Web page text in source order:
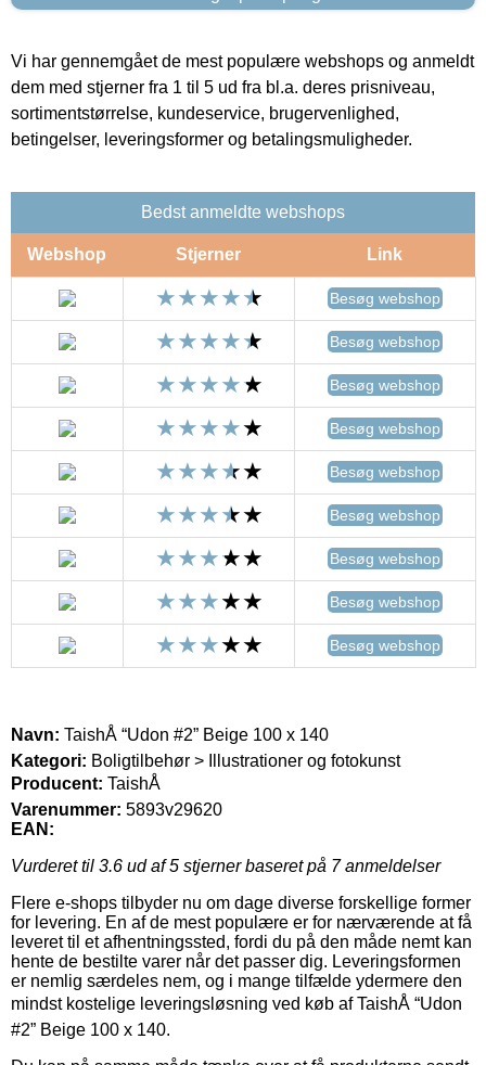
Vi har gennemgået de mest populære webshops og anmeldt
dem med stjerner fra 1 til 5 ud fra bl.a. deres prisniveau,
sortimentstørrelse, kundeservice, brugervenlighed,
betingelser, leveringsformer og betalingsmuligheder.
Bedst anmeldte webshops
Webshop Stjerner Link
Besøg webshop
Besøg webshop
Besøg webshop
Besøg webshop
Besøg webshop
Besøg webshop
Besøg webshop
Besøg webshop
Besøg webshop
Navn: TaishÅ “Udon #2” Beige 100 x 140
Kategori: Boligtilbehør > Illustrationer og fotokunst
Producent: TaishÅ
Varenummer: 5893v29620
EAN:
Vurderet til 3.6 ud af 5 stjerner baseret på 7anmeldelser
Flere e-shops tilbyder nu om dage diverse forskellige former
for levering. En af de mest populære er for nærværende at få
leveret til et afhentningssted, fordi du på den måde nemt kan
hente de bestilte varer når det passer dig. Leveringsformen
er nemlig særdeles nem, og i mange tilfælde ydermere den
mindst kostelige leveringsløsning ved køb af TaishÅ “Udon
#2” Beige 100 x 140.